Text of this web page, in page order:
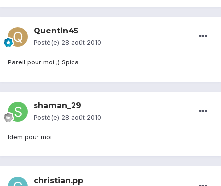
Quentin45
Posté(e) 28 août 2010
Pareil pour moi ;) Spica
shaman_29
Posté(e) 28 août 2010
Idem pour moi
christian.pp